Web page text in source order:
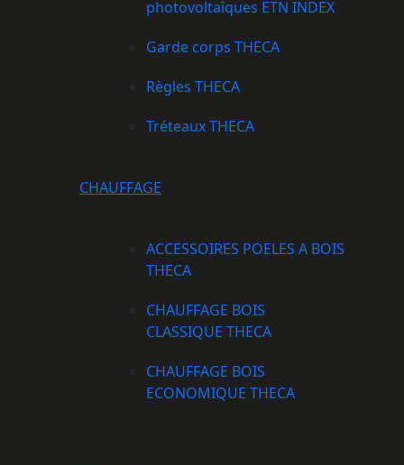
photovoltaîques ETN INDEX
Garde corps THECA
Règles THECA
Tréteaux THECA
CHAUFFAGE
ACCESSOIRES POELES A BOIS
THECA
CHAUFFAGE BOIS
CLASSIQUE THECA
CHAUFFAGE BOIS
ECONOMIQUE THECA